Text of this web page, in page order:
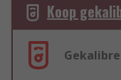
Koop